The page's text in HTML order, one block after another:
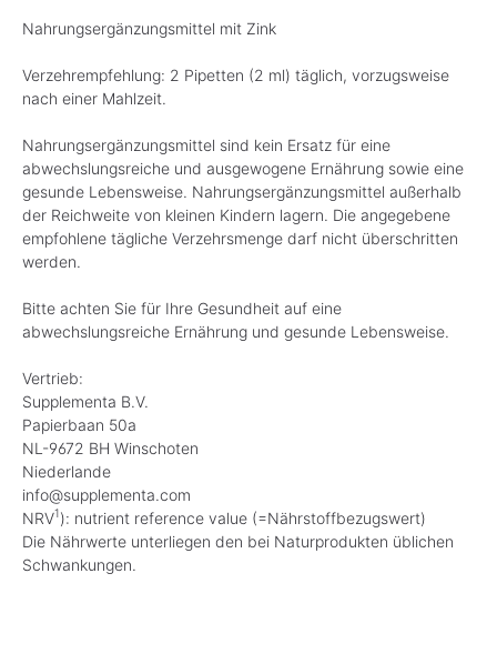
Nahrungsergänzungsmittel mit Zink
Verzehrempfehlung: 2 Pipetten (2 ml) täglich, vorzugsweise
nach einer Mahlzeit.
Nahrungsergänzungsmittel sind kein Ersatz für eine
abwechslungsreiche und ausgewogene Ernährung sowie eine
gesunde Lebensweise. Nahrungsergänzungsmittel außerhalb
der Reichweite von kleinen Kindern lagern. Die angegebene
empfohlene tägliche Verzehrsmenge darf nicht überschritten
werden.
Bitte achten Sie für Ihre Gesundheit auf eine
abwechslungsreiche Ernährung und gesunde Lebensweise.
Vertrieb:
Supplementa B.V.
Papierbaan 50a
NL-9672 BH Winschoten
Niederlande
info@supplementa.com
NRV1 ): nutrient reference value (=Nährstoffbezugswert)
Die Nährwerte unterliegen den bei Naturprodukten üblichen
Schwankungen.